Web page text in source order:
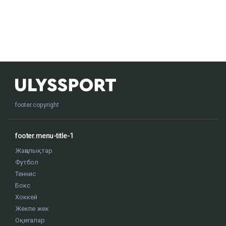
footer.copyright
footer.menu-title-1
Жаңалықтар
Футбол
Теннис
Бокс
Хоккей
Жекпе жек
Оқиғалар